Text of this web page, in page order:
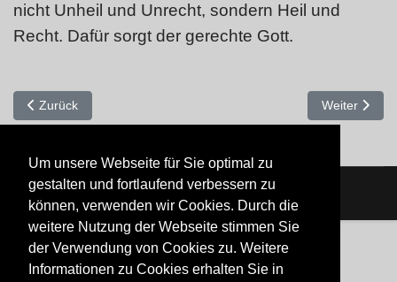
Um unsere Webseite für Sie optimal zu
gestalten und fortlaufend verbessern zu
können, verwenden wir Cookies. Durch die
weitere Nutzung der Webseite stimmen Sie
der Verwendung von Cookies zu. Weitere
Informationen zu Cookies erhalten Sie in
nicht Unheil und Unrecht, sondern Heil und
Recht. Dafür sorgt der gerechte Gott.
Vorheriger Beitrag: Wenn man nur ein sterblicher Mensch ist,
Zurück Nächster
Weiter